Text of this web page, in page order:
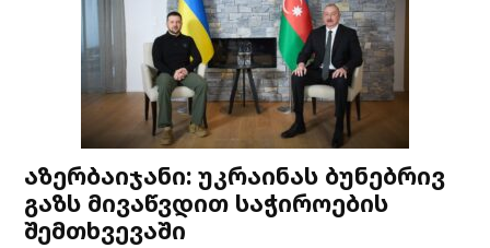
აზერბაიჯანი: უკრაინას ბუნებრივ
გაზს მივაწვდით საჭიროების
შემთხვევაში